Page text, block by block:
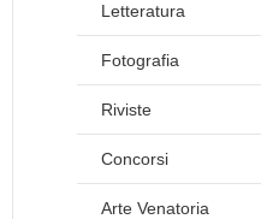
Letteratura
Fotografia
Riviste
Concorsi
Arte Venatoria